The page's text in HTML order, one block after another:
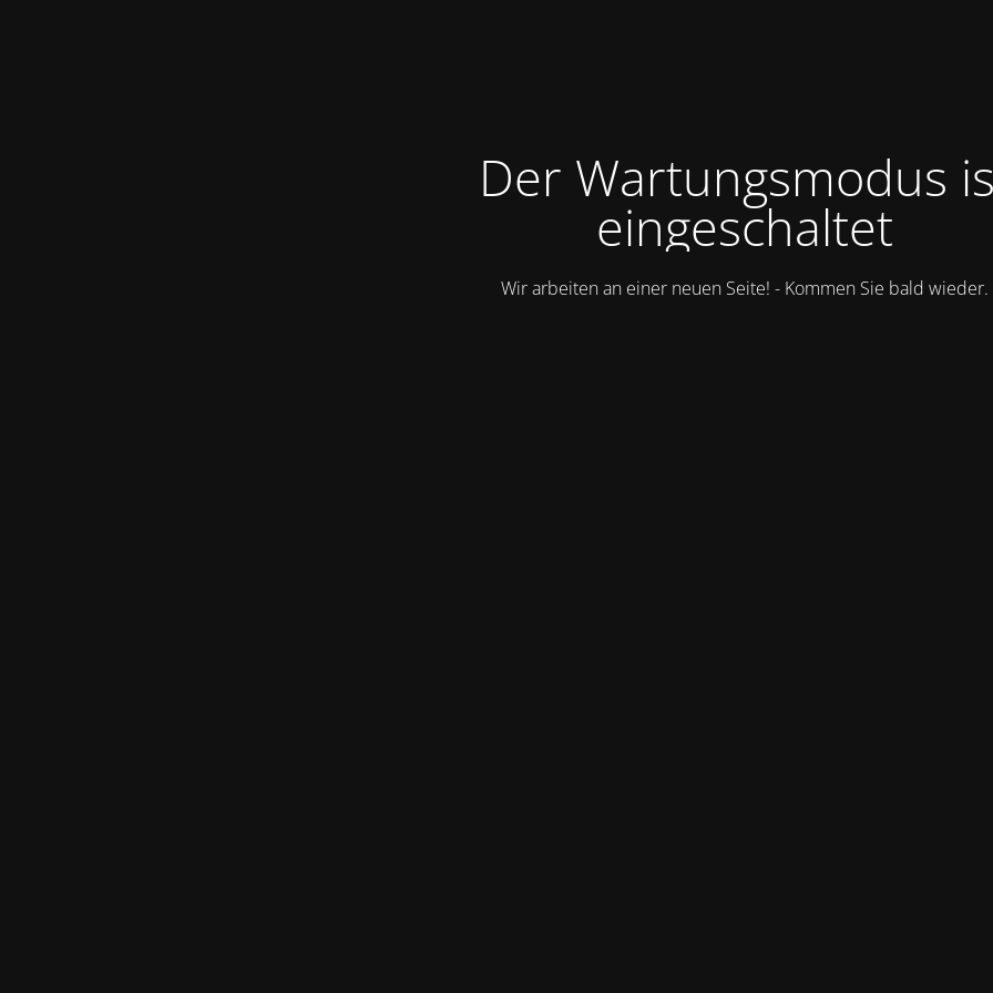
Der Wartungsmodus
eingeschaltet
Wir arbeiten an einer neuen Seite! - Kommen Sie bald wieder.